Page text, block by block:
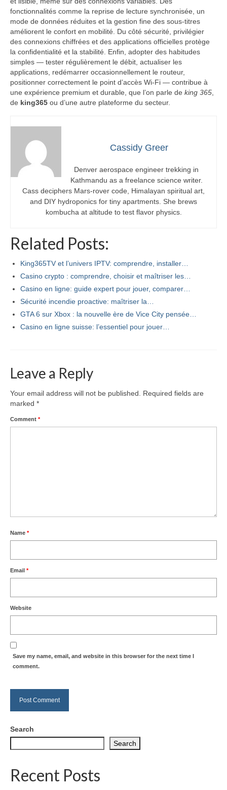
fonctionnalités comme la reprise de lecture synchronisée, un
mode de données réduites et la gestion fine des sous-titres
améliorent le confort en mobilité. Du côté sécurité, privilégier
des connexions chiffrées et des applications officielles protège
la confidentialité et la stabilité. Enfin, adopter des habitudes
simples — tester régulièrement le débit, actualiser les
applications, redémarrer occasionnellement le routeur,
positionner correctement le point d’accès Wi‑Fi — contribue à
une expérience premium et durable, que l’on parle de king 365,
de king365 ou d’une autre plateforme du secteur.
Cassidy Greer
Denver aerospace engineer trekking in
Kathmandu as a freelance science writer.
Cass deciphers Mars-rover code, Himalayan spiritual art,
and DIY hydroponics for tiny apartments. She brews
kombucha at altitude to test flavor physics.
Related Posts:
King365TV et l’univers IPTV: comprendre, installer…
Casino crypto : comprendre, choisir et maîtriser les…
Casino en ligne: guide expert pour jouer, comparer…
Sécurité incendie proactive: maîtriser la…
GTA 6 sur Xbox : la nouvelle ère de Vice City pensée…
Casino en ligne suisse: l’essentiel pour jouer…
Leave a Reply
Your email address will not be published.
Required fields are
marked *
Comment *
Name *
Email *
Website
Save my name, email, and website in this browser for the next time I
comment.
Search
Search
Recent Posts